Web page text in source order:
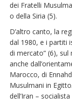
dei Fratelli
o della Siria (5).
D’altro canto, la
dal 1980, e i partiti
di mercato” (6),
anche
Marocco, di
Musulmani in
dell’Iran –